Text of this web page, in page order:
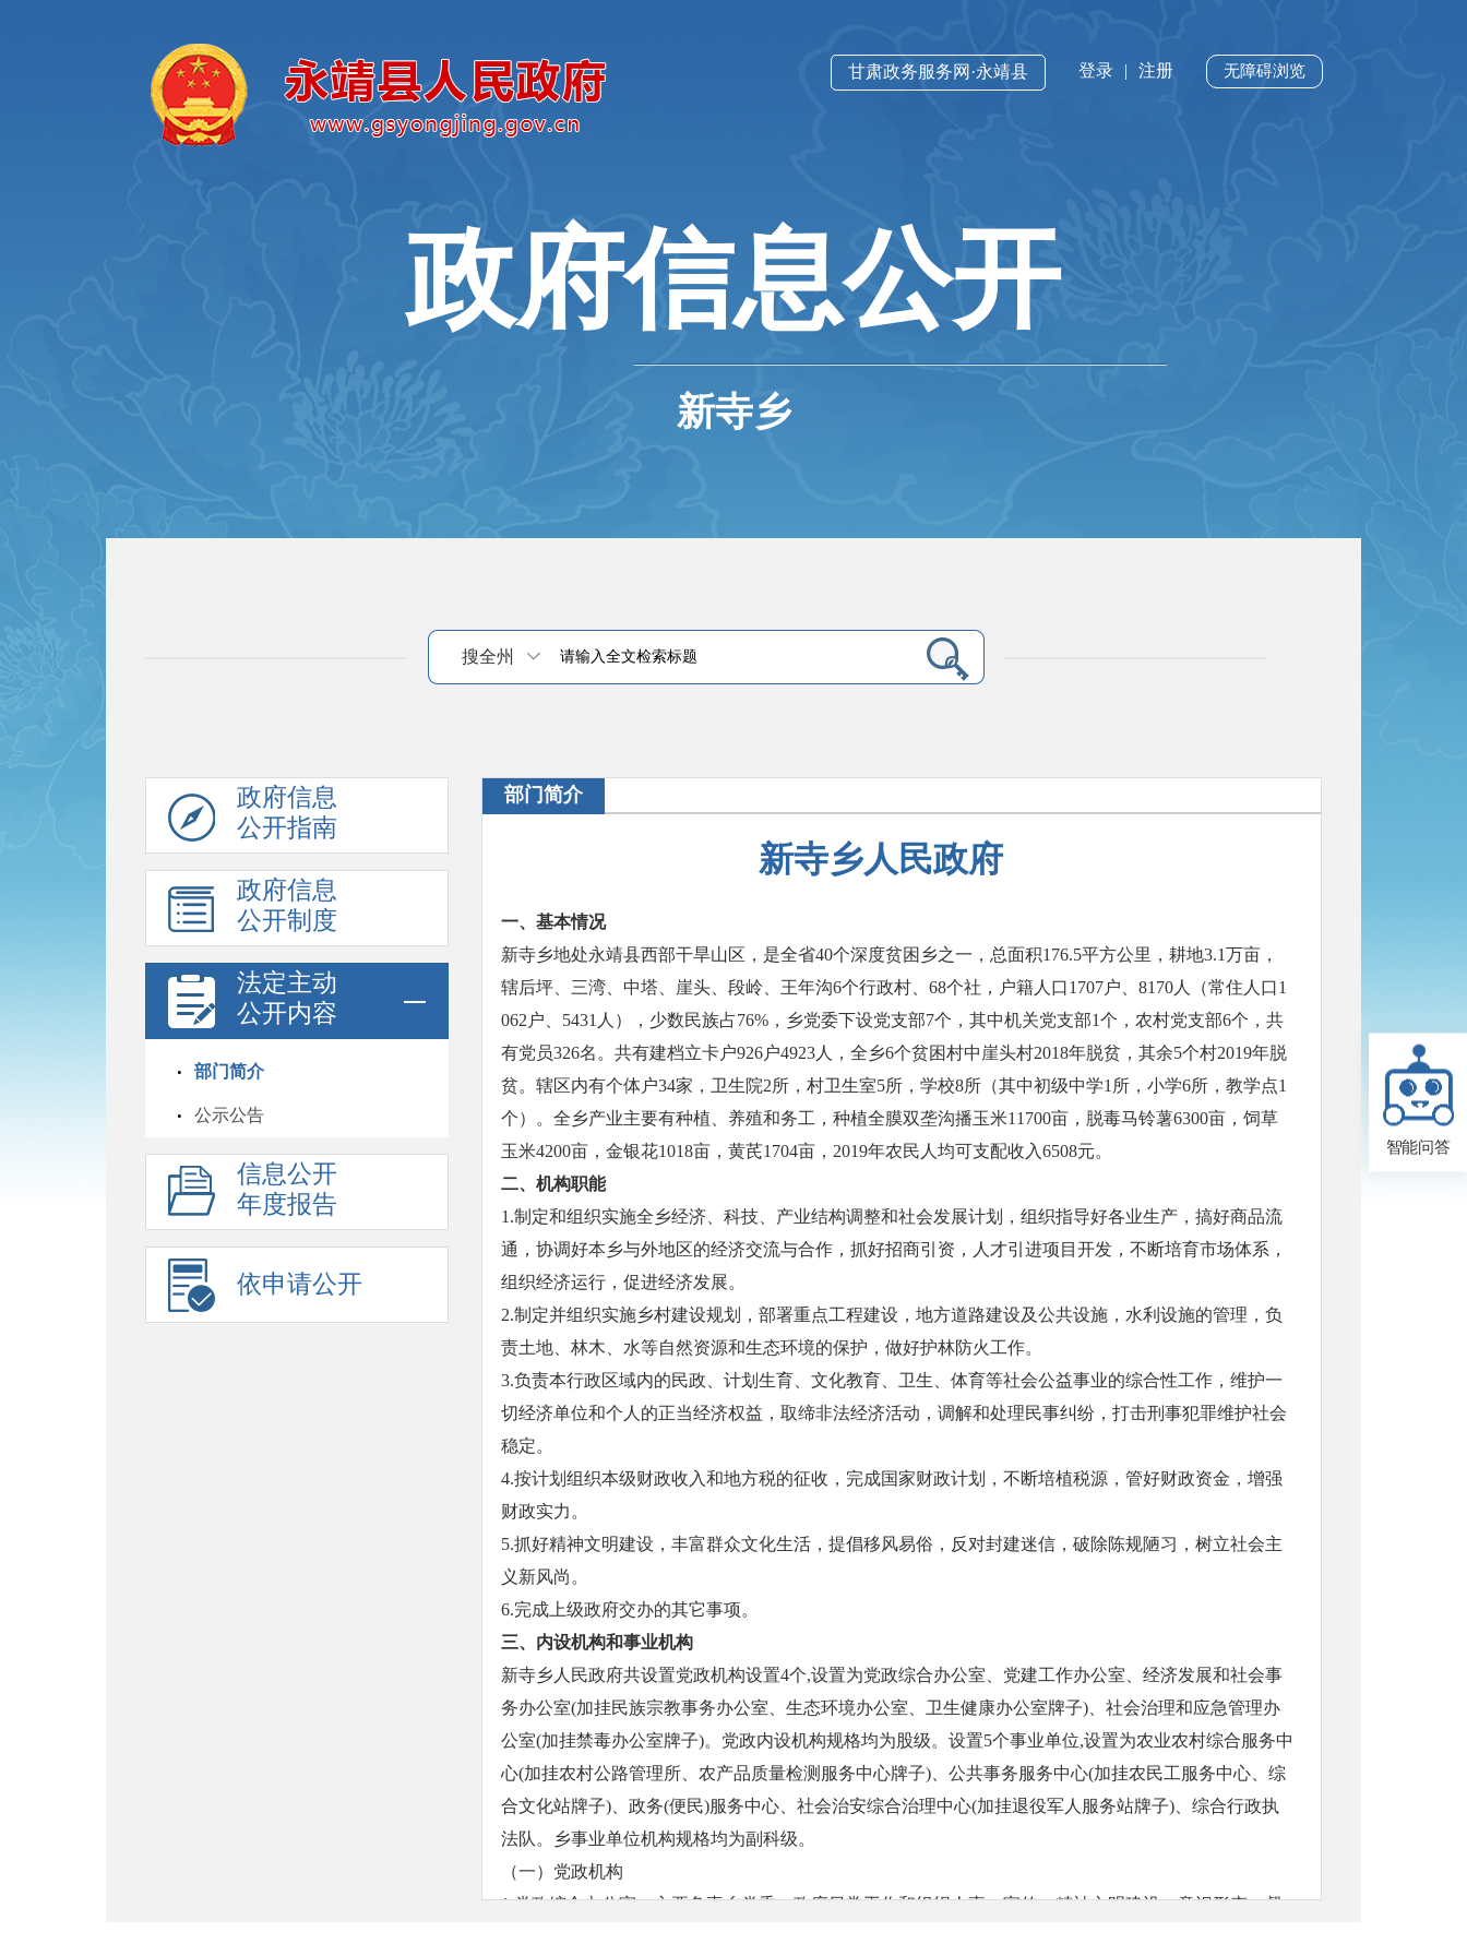
无障碍浏览
登录 | 注册
甘肃政务服务网·永靖县
政府信息公开
新寺乡
搜全州
政府信息
公开指南
政府信息
公开制度
法定主动
公开内容
部门简介
公示公告
信息公开
年度报告
依申请公开
部门简介
新寺乡人民政府
一、基本情况
新寺乡地处永靖县西部干旱山区，是全省40个深度贫困乡之一，总面积176.5平方公里，耕地3.1万亩，
辖后坪、三湾、中塔、崖头、段岭、王年沟6个行政村、68个社，户籍人口1707户、8170人（常住人口1
062户、5431人），少数民族占76%，乡党委下设党支部7个，其中机关党支部1个，农村党支部6个，共
有党员326名。共有建档立卡户926户4923人，全乡6个贫困村中崖头村2018年脱贫，其余5个村2019年脱
贫。辖区内有个体户34家，卫生院2所，村卫生室5所，学校8所（其中初级中学1所，小学6所，教学点1
个）。全乡产业主要有种植、养殖和务工，种植全膜双垄沟播玉米11700亩，脱毒马铃薯6300亩，饲草
玉米4200亩，金银花1018亩，黄芪1704亩，2019年农民人均可支配收入6508元。
二、机构职能
1.制定和组织实施全乡经济、科技、产业结构调整和社会发展计划，组织指导好各业生产，搞好商品流
通，协调好本乡与外地区的经济交流与合作，抓好招商引资，人才引进项目开发，不断培育市场体系，
组织经济运行，促进经济发展。
2.制定并组织实施乡村建设规划，部署重点工程建设，地方道路建设及公共设施，水利设施的管理，负
责土地、林木、水等自然资源和生态环境的保护，做好护林防火工作。
3.负责本行政区域内的民政、计划生育、文化教育、卫生、体育等社会公益事业的综合性工作，维护一
切经济单位和个人的正当经济权益，取缔非法经济活动，调解和处理民事纠纷，打击刑事犯罪维护社会
稳定。
4.按计划组织本级财政收入和地方税的征收，完成国家财政计划，不断培植税源，管好财政资金，增强
财政实力。
5.抓好精神文明建设，丰富群众文化生活，提倡移风易俗，反对封建迷信，破除陈规陋习，树立社会主
义新风尚。
6.完成上级政府交办的其它事项。
三、内设机构和事业机构
新寺乡人民政府共设置党政机构设置4个,设置为党政综合办公室、党建工作办公室、经济发展和社会事
务办公室(加挂民族宗教事务办公室、生态环境办公室、卫生健康办公室牌子)、社会治理和应急管理办
公室(加挂禁毒办公室牌子)。党政内设机构规格均为股级。设置5个事业单位,设置为农业农村综合服务中
心(加挂农村公路管理所、农产品质量检测服务中心牌子)、公共事务服务中心(加挂农民工服务中心、综
合文化站牌子)、政务(便民)服务中心、社会治安综合治理中心(加挂退役军人服务站牌子)、综合行政执
法队。乡事业单位机构规格均为副科级。
（一）党政机构
1.党政综合办公室：主要负责乡党委、政府日常工作和组织人事、宣传、精神文明建设、意识形态、督
智能问答